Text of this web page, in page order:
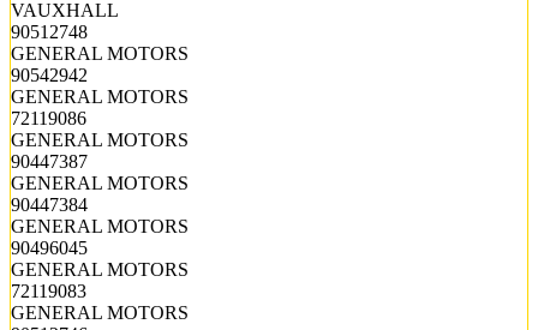
VAUXHALL
90512748
GENERAL MOTORS
90542942
GENERAL MOTORS
72119086
GENERAL MOTORS
90447387
GENERAL MOTORS
90447384
GENERAL MOTORS
90496045
GENERAL MOTORS
72119083
GENERAL MOTORS